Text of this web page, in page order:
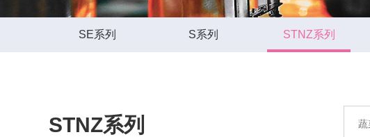
SE系列 S系列 STNZ系列
STNZ系列